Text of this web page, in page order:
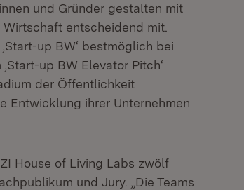
und Gründer gestalten mit
entscheidend mit.
up BW‘ bestmöglich bei
up BW Elevator Pitch‘
der Öffentlichkeit
Entwicklung ihrer Unternehmen
House of Living Labs zwölf
und Jury. „Die Teams